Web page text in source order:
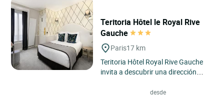
Teritoria Hôtel le Royal Rive
Gauche
Paris17 km
Teritoria Hôtel Royal Rive Gauche
invita a descubrir una dirección
desde